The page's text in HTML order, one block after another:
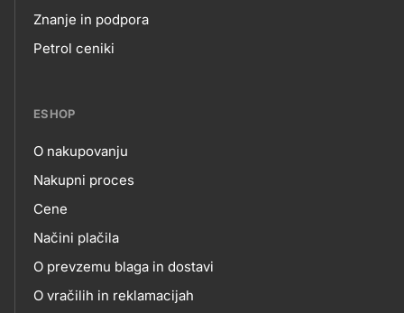
Footer
links
Znanje in podpora
Petrol ceniki
ESHOP
eshop
O nakupovanju
Nakupni proces
Cene
Načini plačila
O prevzemu blaga in dostavi
O vračilih in reklamacijah